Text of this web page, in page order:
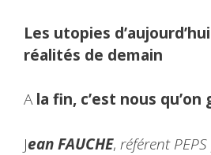
Les utopies
réalités de demain
Ala fin, c’est nous qu’on
Jean FAUCHE, référent